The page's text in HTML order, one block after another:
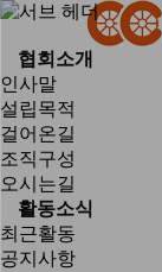
협회소개
인사말
설립목적
걸어온길
조직구성
오시는길
활동소식
최근활동
공지사항